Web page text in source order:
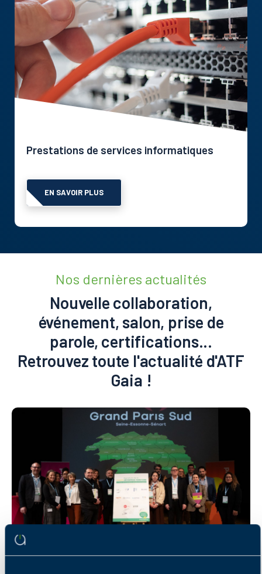
Prestations de services informatiques
EN SAVOIR PLUS
Nos dernières actualités
Nouvelle collaboration,
événement, salon, prise de
parole, certifications...
Retrouvez toute l'actualité d'ATF
Gaia !